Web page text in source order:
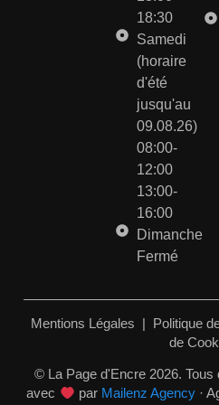
18:30
Samedi
(horaire
d'été
jusqu'au
09.08.26)
08:00-
12:00
13:00-
16:00
Dimanche
Fermé
Mentions Légales | Politique
de
© La Page d'Encre 2026.
avec
par Mailenz Agency·